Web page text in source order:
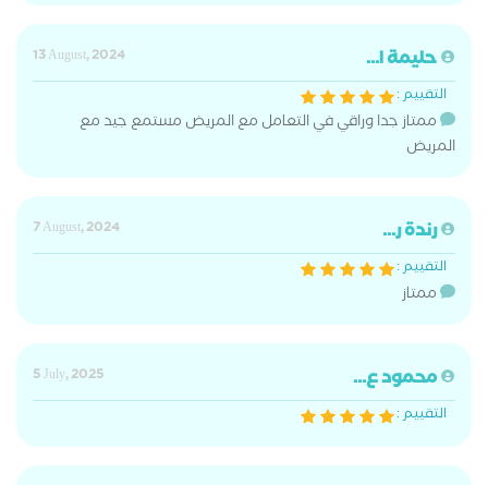
حليمة ا...
13 August, 2024
التقييم :
ممتاز جدا وراقي في التعامل مع المريض مستمع جيد مع
المريض
رندة ر...
7 August, 2024
التقييم :
ممتاز
محمود ع...
5 July, 2025
التقييم :